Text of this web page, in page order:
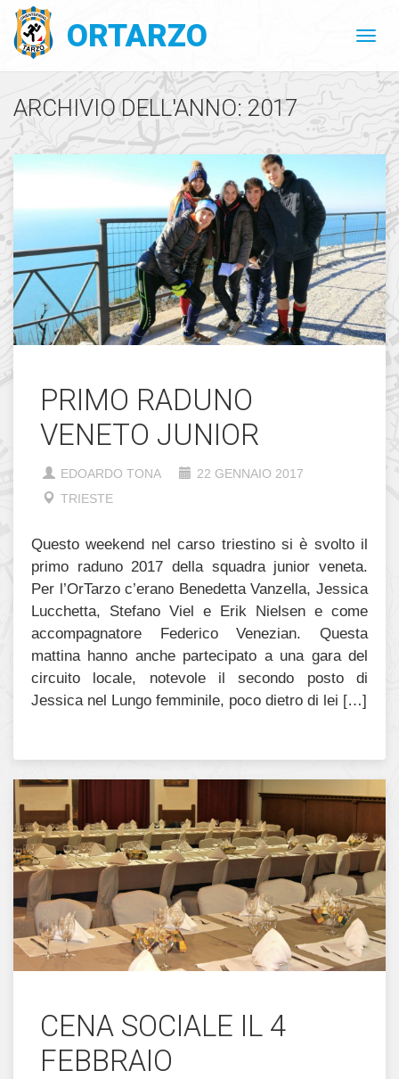
ORTARZO
ARCHIVIO DELL'ANNO: 2017
PRIMO RADUNO
VENETO JUNIOR
EDOARDO TONA
22 GENNAIO 2017
TRIESTE
Questo weekend nel carso triestino si è svolto il
primo raduno 2017 della squadra junior veneta.
Per l’OrTarzo c’erano Benedetta Vanzella, Jessica
Lucchetta, Stefano Viel e Erik Nielsen e come
accompagnatore Federico Venezian. Questa
mattina hanno anche partecipato a una gara del
circuito locale, notevole il secondo posto di
Jessica nel Lungo femminile, poco dietro di lei […]
CENA SOCIALE IL 4
FEBBRAIO